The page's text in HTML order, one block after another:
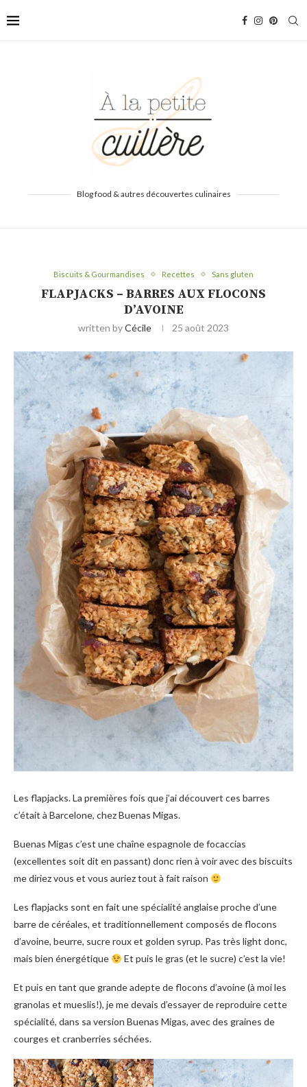
Blog food & autres découvertes culinaires
Biscuits & Gourmandises Recettes Sans gluten
FLAPJACKS – BARRES AUX FLOCONS
D’AVOINE
written byCécile 25 août 2023
Les flapjacks. La premières fois que j’ai découvert ces barres
c’était à Barcelone, chez Buenas Migas.
Buenas Migas c’est une chaîne espagnole de focaccias
(excellentes soit dit en passant) donc rien à voir avec des biscuits
me diriez vous et vous auriez tout à fait raison
Les flapjacks sont en fait une spécialité anglaise proche d’une
barre de céréales, et traditionnellement composés de flocons
d’avoine, beurre, sucre roux et golden syrup. Pas très light donc,
mais bien énergétique
Et puis le gras (et le sucre) c’est la vie!
Et puis en tant que grande adepte de flocons d’avoine (à moi les
granolas et mueslis!), je me devais d’essayer de reproduire cette
spécialité, dans sa version Buenas Migas, avec des graines de
courges et cranberries séchées.